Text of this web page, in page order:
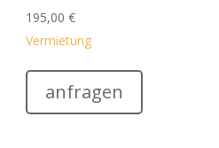
195,00€
Vermietung
anfragen